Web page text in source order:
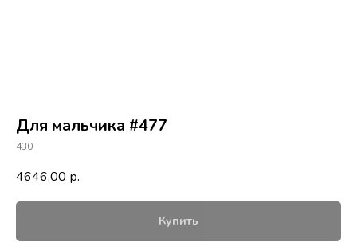
Для мальчика #477
430
4646,00 р.
Купить